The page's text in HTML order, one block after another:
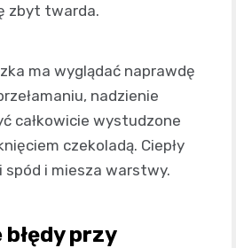
zbyt twarda.
ma wyglądać naprawdę
nadzienie
całkowicie wystudzone
czekoladą. Ciepły
spód i miesza warstwy.
przy